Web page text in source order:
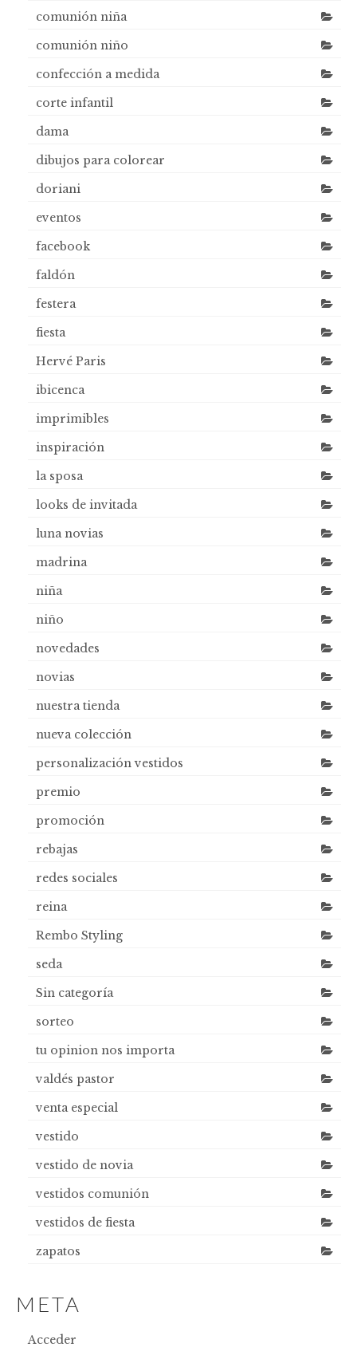
comunión niña
comunión niño
confección a medida
corte infantil
dama
dibujos para colorear
doriani
eventos
facebook
faldón
festera
fiesta
Hervé Paris
ibicenca
imprimibles
inspiración
la sposa
looks de invitada
luna novias
madrina
niña
niño
novedades
novias
nuestra tienda
nueva colección
personalización vestidos
premio
promoción
rebajas
redes sociales
reina
Rembo Styling
seda
Sin categoría
sorteo
tu opinion nos importa
valdés pastor
venta especial
vestido
vestido de novia
vestidos comunión
vestidos de fiesta
zapatos
META
Acceder